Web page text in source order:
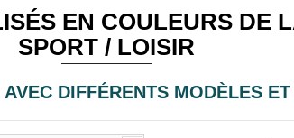
EN COULEURS DE
SPORT / LOISIR
DIFFÉRENTS MODÈLES